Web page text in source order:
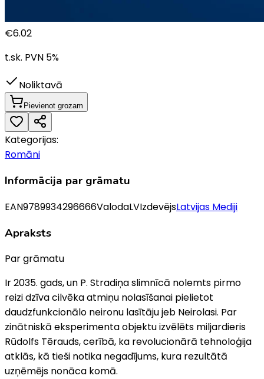
€6.02
t.sk. PVN 5%
Noliktavā
Pievienot grozam
Kategorijas:
Romāni
Informācija par grāmatu
EAN9789934296666ValodaLVIzdevējsLatvijas Mediji
Apraksts
Par grāmatu
Ir 2035. gads, un P. Stradiņa slimnīcā nolemts pirmo
reizi dzīva cilvēka atmiņu nolasīšanai pielietot
daudzfunkcionālo neironu lasītāju jeb Neirolasi. Par
zinātniskā eksperimenta objektu izvēlēts miljardieris
Rūdolfs Tērauds, cerībā, ka revolucionārā tehnoloģija
atklās, kā tieši notika negadījums, kura rezultātā
uzņēmējs nonāca komā.